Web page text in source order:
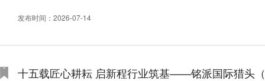
发布时间：2026-07-14
十五载匠心耕耘 启新程行业筑基——铭派国际猎头